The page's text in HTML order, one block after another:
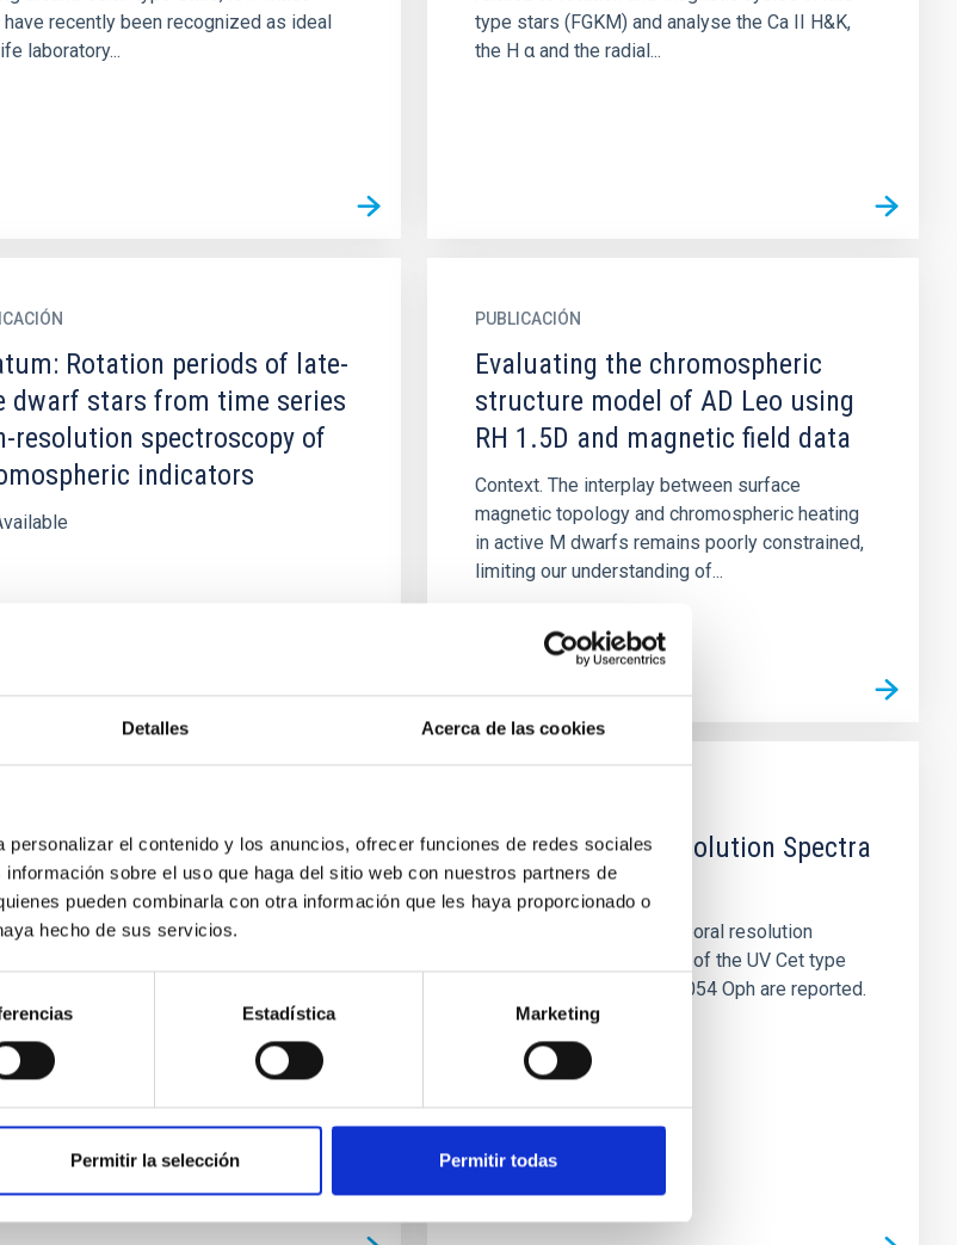
Detalles Acerca de las cookies
el contenido y los anuncios, ofrecer funciones de redes sociales
sobre el uso que haga del sitio web con nuestros partners de
pueden combinarla con otra información que les haya proporcionado o
hecho de sus servicios.
Estadística Marketing
Permitir la selección Permitir todas
recently been recognized as ideal
laboratory...
type stars (FGKM) and analyse the Ca II H&K,
the H α and the radial...
Rotation periods of late-
dwarf stars from time series
resolution spectroscopy of
indicators
PUBLICACIÓN
Evaluating the chromospheric
structure model of AD Leo using
RH 1.5D and magnetic field data
Context. The interplay between surface
magnetic topology and chromospheric heating
in active M dwarfs remains poorly constrained,
limiting our understanding of...
RV Programme with
N at TNG. V. A super-
on the inner edge of the
the discovery of a super-Earth
at the inner edge of the habitable zone
velocity (RV)...
High Temporal Resolution Spectra
of Flare Stars
The results of a high temporal resolution
spectroscopic monitoring of the UV Cet type
fare stars AD Leo and V1054 Oph are reported.
Intermediate resolution...